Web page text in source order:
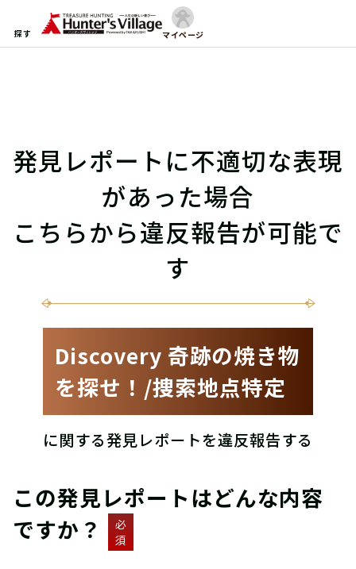
探す マイページ
発見レポートに不適切な表現
があった場合
こちらから違反報告が可能で
す
Discovery 奇跡の焼き物
を探せ！/捜索地点特定
に関する発見レポートを違反報告する
この発見レポートはどんな内容
ですか？
必
須